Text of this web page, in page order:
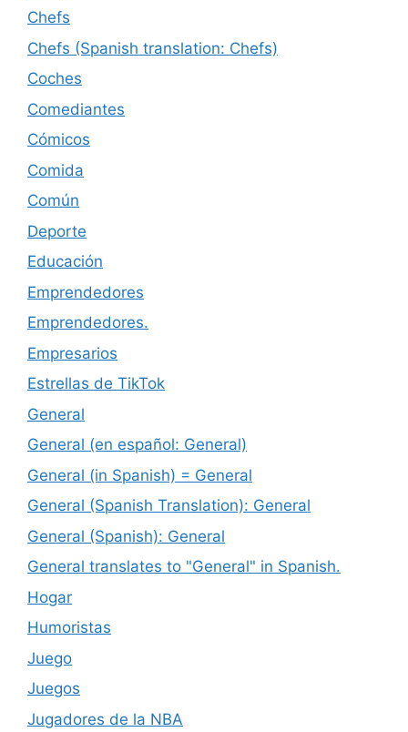
Chefs
Chefs (Spanish translation: Chefs)
Coches
Comediantes
Cómicos
Comida
Común
Deporte
Educación
Emprendedores
Emprendedores.
Empresarios
Estrellas de TikTok
General
General (en español: General)
General (in Spanish) = General
General (Spanish Translation): General
General (Spanish): General
General translates to "General" in Spanish.
Hogar
Humoristas
Juego
Juegos
Jugadores de la NBA